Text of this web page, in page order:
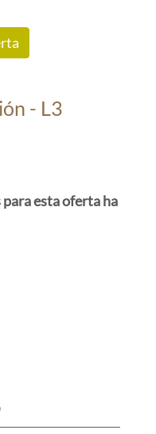
- L3
esta oferta ha